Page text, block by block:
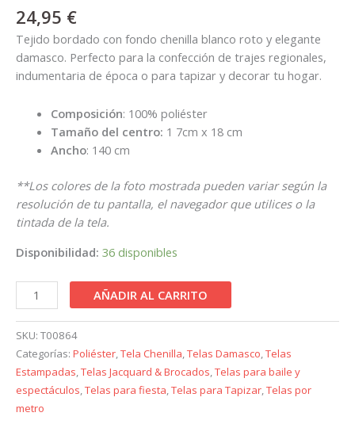
24,95 €
Tejido bordado con fondo chenilla blanco roto y elegante
damasco. Perfecto para la confección de trajes regionales,
indumentaria de época o para tapizar y decorar tu hogar.
Composición: 100% poliéster
Tamaño del centro: 1 7cm x 18 cm
Ancho: 140 cm
**Los colores de la foto mostrada pueden variar según la
resolución de tu pantalla, el navegador que utilices o la
tintada de la tela.
Disponibilidad: 36 disponibles
AÑADIR AL CARRITO
SKU: T00864
Categorías: Poliéster,Tela Chenilla,Telas Damasco,Telas
Estampadas,Telas Jacquard & Brocados,Telas para baile y
espectáculos,Telas para fiesta,Telas para Tapizar,Telas por
metro